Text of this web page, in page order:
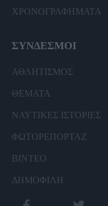
ΧΡΟΝΟΓΡΑΦΗΜΑΤΑ
ΣΥΝΔΕΣΜΟΙ
ΑΘΛΗΤΙΣΜΟΣ
ΘΕΜΑΤΑ
ΝΑΥΤΙΚΕΣ ΙΣΤΟΡΙΕΣ
ΦΩΤΟΡΕΠΟΡΤΑΖ
ΒΙΝΤΕΟ
ΔΗΜΟΦΙΛΗ